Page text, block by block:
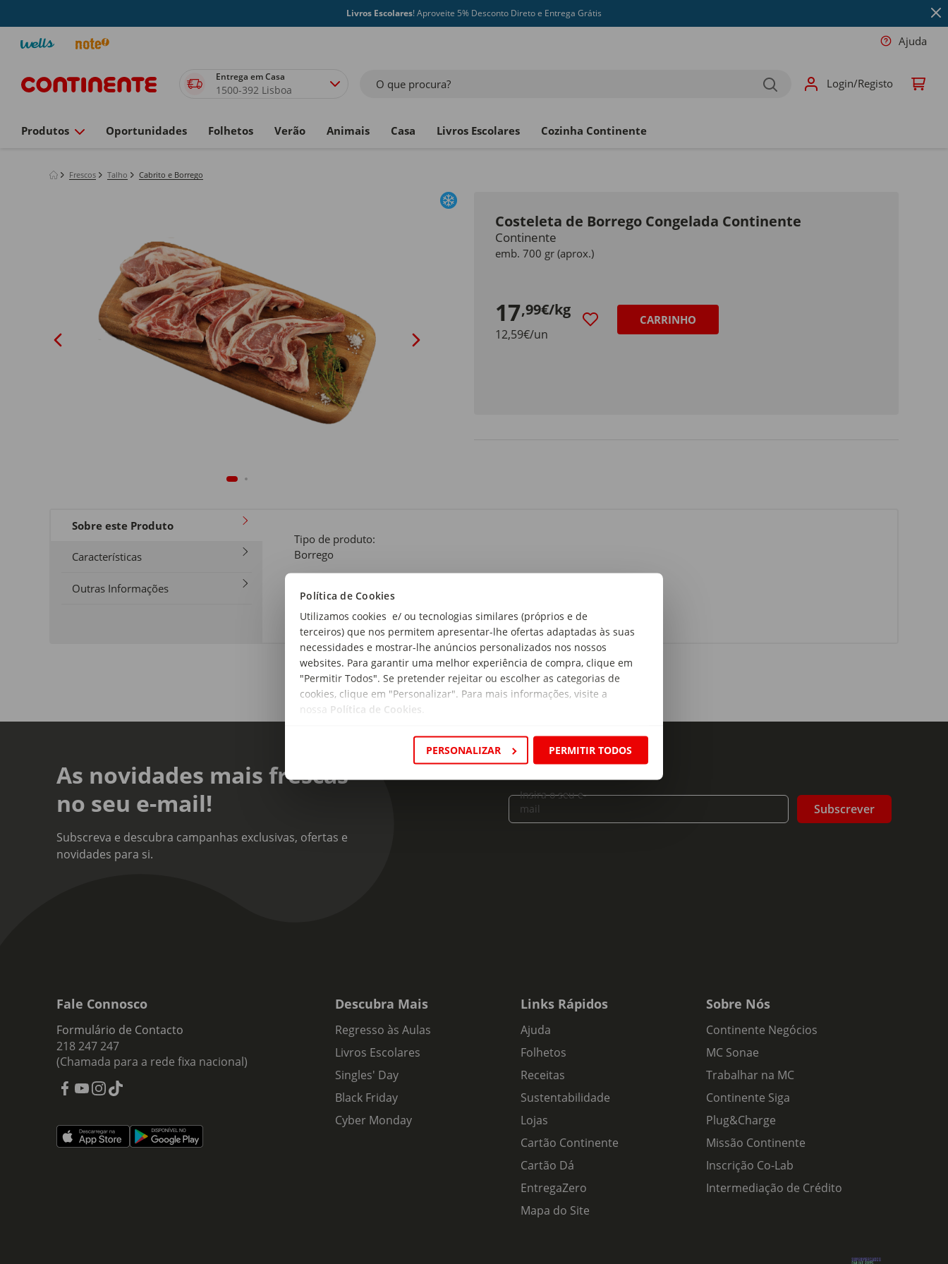
Política de Cookies
Utilizamos cookies e/ ou tecnologias similares (próprios e de
terceiros) que nos permitem apresentar-lhe ofertas adaptadas às suas
necessidades e mostrar-lhe anúncios personalizados nos nossos
websites. Para garantir uma melhor experiência de compra, clique em
"Permitir Todos". Se pretender rejeitar ou escolher as categorias de
cookies, clique em "Personalizar". Para mais informações, visite a
nossa Política de Cookies
PERSONALIZAR PERMITIR TODOS
Livros Escolares! Aproveite 5% Desconto Direto e Entrega Grátis
Ajuda
Entrega em Casa
1500-392 Lisboa O que procura? Login/Registo
Produtos Oportunidades Folhetos Verão Animais Casa Livros Escolares Cozinha Continente
Frescos Talho Cabrito e Borrego
Costeleta de Borrego Congelada Continente
Continente
emb. 700 gr (aprox.)
17,99€/kg
12,59€/un
CARRINHO
Sobre este Produto
Características
Outras Informações
Tipo de produto:
Borrego
Costeleta
As novidades mais frescas
no seu e-mail!
Subscreva e descubra campanhas exclusivas, ofertas e
novidades para si.
Insira o seu e-
mail
Subscrever
Fale Connosco
Formulário de Contacto
218 247 247
(Chamada para a rede fixa nacional)
Descubra Mais
Regresso às Aulas
Livros Escolares
Singles' Day
Black Friday
Cyber Monday
Links Rápidos
Ajuda
Folhetos
Receitas
Sustentabilidade
Lojas
Cartão Continente
Cartão Dá
EntregaZero
Mapa do Site
Sobre Nós
Continente Negócios
MC Sonae
Trabalhar na MC
Continente Siga
Plug&Charge
Missão Continente
Inscrição Co-Lab
Intermediação de Crédito